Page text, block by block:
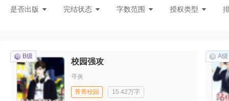
灵异言情
悬疑灵异 现言刑侦 都
是否出版 完结状态 字数范围 授权类型
B级
校园强攻
寻炎
菁菁校园
15.42万字
A级